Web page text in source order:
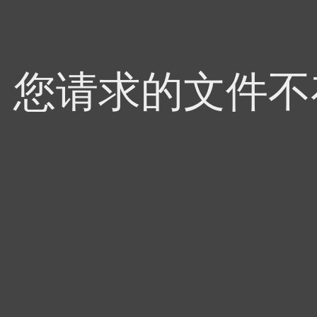
您请求的文件